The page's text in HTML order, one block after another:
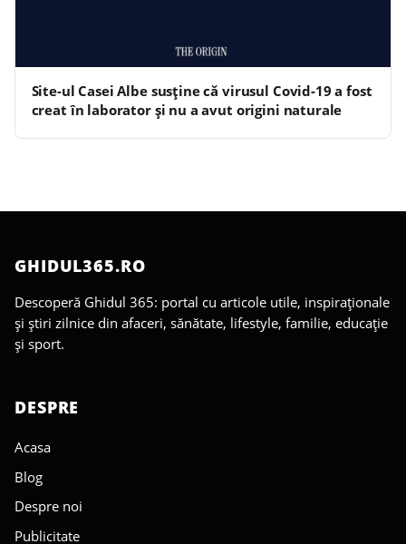
Site-ul Casei Albe susține că virusul Covid-19 a fost
creat în laborator și nu a avut origini naturale
GHIDUL365.RO
Descoperă Ghidul 365: portal cu articole utile, inspiraționale
și știri zilnice din afaceri, sănătate, lifestyle, familie, educație
și sport.
DESPRE
Acasa
Blog
Despre noi
Publicitate